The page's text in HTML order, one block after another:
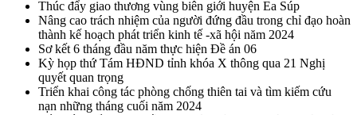
Thúc đẩy giao thương vùng biên giới huyện Ea Súp
Nâng cao trách nhiệm của người đứng đầu trong chỉ đạo hoàn
thành kế hoạch phát triển kinh tế -xã hội năm 2024
Sơ kết 6 tháng đầu năm thực hiện Đề án 06
Kỳ họp thứ Tám HĐND tỉnh khóa X thông qua 21 Nghị
quyết quan trọng
Triển khai công tác phòng chống thiên tai và tìm kiếm cứu
nạn những tháng cuối năm 2024